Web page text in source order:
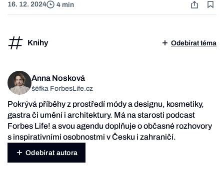
16. 12. 2024 4 min
Knihy Odebírat téma
Anna Nosková
šéfka ForbesLife.cz
Pokrývá příběhy z prostředí módy a designu, kosmetiky,
gastra či umění i architektury. Má na starosti podcast
Forbes Life! a svou agendu doplňuje o občasné rozhovory
s inspirativními osobnostmi v Česku i zahraničí.
Odebírat autora